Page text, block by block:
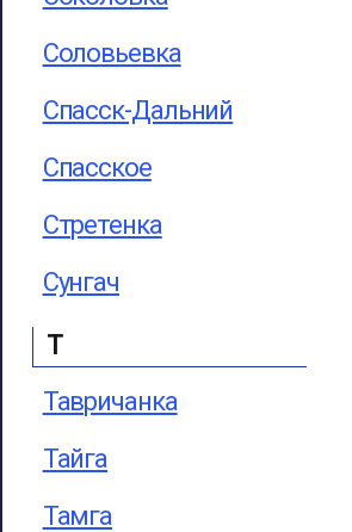
Соловьевка
Спасск-Дальний
Спасское
Стретенка
Сунгач
Т
Тавричанка
Тайга
Тамга